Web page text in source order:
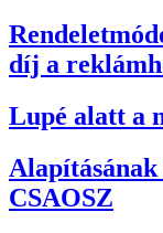
díj a
Lupé alatt a
CSAOSZ